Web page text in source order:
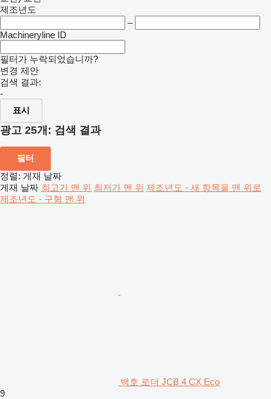
제조년도
–
Machineryline ID
필터가 누락되었습니까?
변경 제안
검색 결과:
-
표시
광고 25개: 검색 결과
필터
정렬: 게재 날짜
게재 날짜 최고가 맨 위 최저가 맨 위 제조년도 - 새 항목을 맨 위로
제조년도 - 구형 맨 위
백호 로더 JCB 4 CX Eco
9